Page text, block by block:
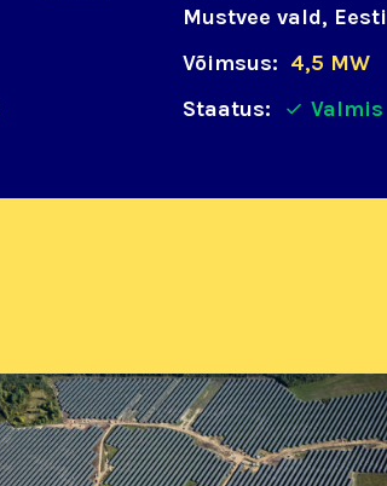
Mustvee vald, Eesti
Võimsus: 4,5 MW
Staatus:
Valmis